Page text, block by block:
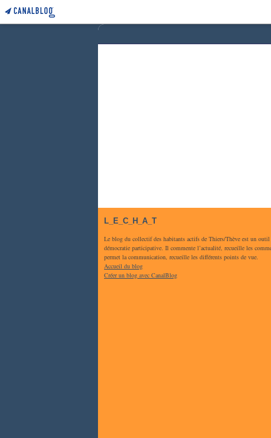
L_E_C_H_A_T
Le blog du collectif des habitants actifs de Thiers/Thève est un outil
démocratie participative. Il commente l’actualité, recueille les
permet la communication, recueille les différents points de vue.
Accueil du blog
Créer un blog avec CanalBlog